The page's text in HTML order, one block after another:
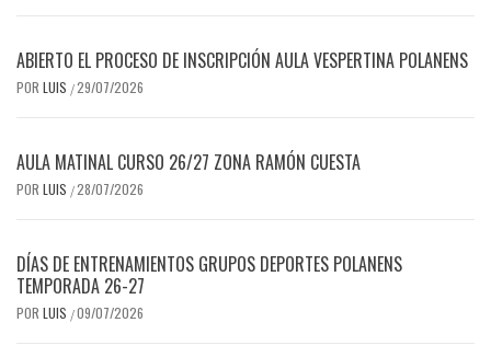
ABIERTO EL PROCESO DE INSCRIPCIÓN AULA VESPERTINA POLANENS
POR LUIS /29/07/2026
AULA MATINAL CURSO 26/27 ZONA RAMÓN CUESTA
POR LUIS /28/07/2026
DÍAS DE ENTRENAMIENTOS GRUPOS DEPORTES POLANENS
TEMPORADA 26-27
POR LUIS /09/07/2026